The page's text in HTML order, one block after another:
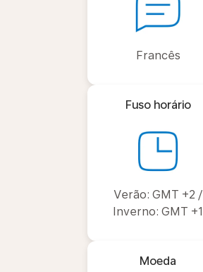
Francês
Fuso horário
Verão: GMT +2 /
Inverno: GMT +1
Moeda